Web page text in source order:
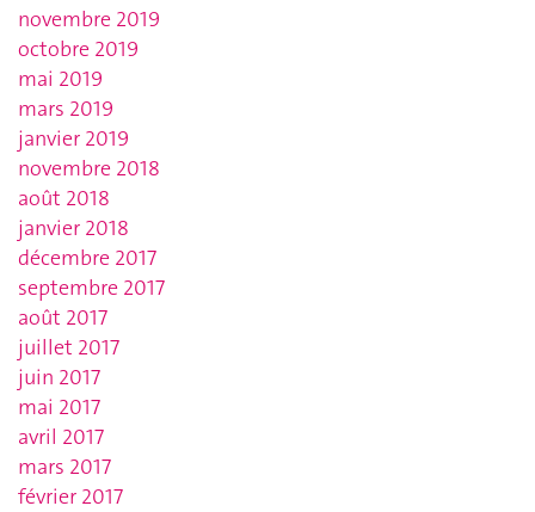
novembre 2019
octobre 2019
mai 2019
mars 2019
janvier 2019
novembre 2018
août 2018
janvier 2018
décembre 2017
septembre 2017
août 2017
juillet 2017
juin 2017
mai 2017
avril 2017
mars 2017
février 2017